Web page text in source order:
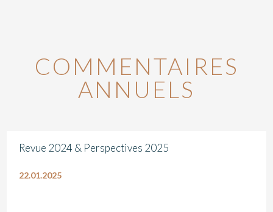
COMMENTAIRES
ANNUELS
Revue 2024 & Perspectives 2025
22.01.2025